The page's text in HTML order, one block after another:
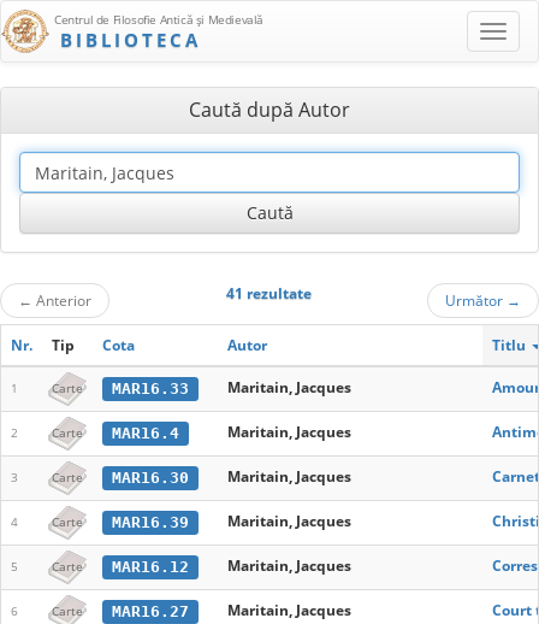
Centrul de Filosofie Antică şi Medievală
BIBLIOTECA
Caută după Autor
← Anterior 41 rezultate Următor →
Nr. Tip Cota Autor Titlu
1 Carte MAR16.33 Maritain, Jacques
2 Carte MAR16.4 Maritain, Jacques
3 Carte MAR16.30 Maritain, Jacques
4 Carte MAR16.39 Maritain, Jacques
5 Carte MAR16.12 Maritain, Jacques
6 Carte MAR16.27 Maritain, Jacques Court